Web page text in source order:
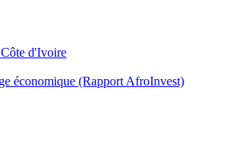
d'Ivoire
économique (Rapport AfroInvest)